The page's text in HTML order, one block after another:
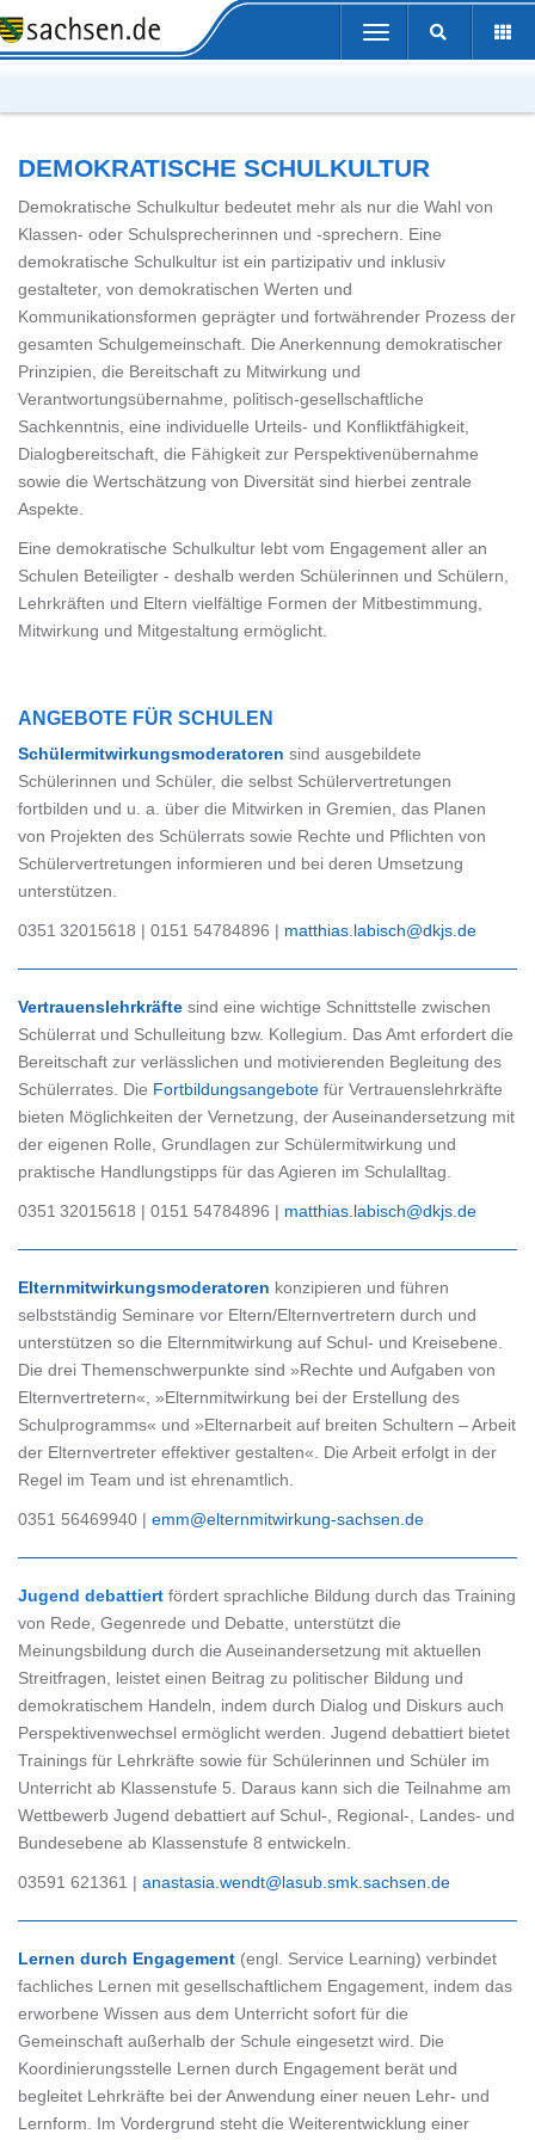
Portalübergreifende
Navigation
Toggle
navigation
DEMOKRATISCHE SCHULKULTUR
Demokratische Schulkultur bedeutet mehr als nur die Wahl von
Klassen- oder Schulsprecherinnen und -sprechern. Eine
demokratische Schulkultur ist ein partizipativ und inklusiv
gestalteter, von demokratischen Werten und
Kommunikationsformen geprägter und fortwährender Prozess der
gesamten Schulgemeinschaft. Die Anerkennung demokratischer
Prinzipien, die Bereitschaft zu Mitwirkung und
Verantwortungsübernahme, politisch-gesellschaftliche
Sachkenntnis, eine individuelle Urteils- und Konfliktfähigkeit,
Dialogbereitschaft, die Fähigkeit zur Perspektivenübernahme
sowie die Wertschätzung von Diversität sind hierbei zentrale
Aspekte.
Eine demokratische Schulkultur lebt vom Engagement aller an
Schulen Beteiligter - deshalb werden Schülerinnen und Schülern,
Lehrkräften und Eltern vielfältige Formen der Mitbestimmung,
Mitwirkung und Mitgestaltung ermöglicht.
ANGEBOTE FÜR SCHULEN
Schülermitwirkungsmoderatoren sind ausgebildete
Schülerinnen und Schüler, die selbst Schülervertretungen
fortbilden und u. a. über die Mitwirken in Gremien, das Planen
von Projekten des Schülerrats sowie Rechte und Pflichten von
Schülervertretungen informieren und bei deren Umsetzung
unterstützen.
0351 32015618 | 0151 54784896 | matthias.labisch@dkjs.de
Vertrauenslehrkräfte sind eine wichtige Schnittstelle zwischen
Schülerrat und Schulleitung bzw. Kollegium. Das Amt erfordert die
Bereitschaft zur verlässlichen und motivierenden Begleitung des
Schülerrates. Die Fortbildungsangebote für Vertrauenslehrkräfte
bieten Möglichkeiten der Vernetzung, der Auseinandersetzung mit
der eigenen Rolle, Grundlagen zur Schülermitwirkung und
praktische Handlungstipps für das Agieren im Schulalltag.
0351 32015618 | 0151 54784896 | matthias.labisch@dkjs.de
Elternmitwirkungsmoderatoren konzipieren und führen
selbstständig Seminare vor Eltern/Elternvertretern durch und
unterstützen so die Elternmitwirkung auf Schul- und Kreisebene.
Die drei Themenschwerpunkte sind »Rechte und Aufgaben von
Elternvertretern«, »Elternmitwirkung bei der Erstellung des
Schulprogramms« und »Elternarbeit auf breiten Schultern – Arbeit
der Elternvertreter effektiver gestalten«. Die Arbeit erfolgt in der
Regel im Team und ist ehrenamtlich.
0351 56469940 | emm@elternmitwirkung-sachsen.de
Jugend debattiert fördert sprachliche Bildung durch das Training
von Rede, Gegenrede und Debatte, unterstützt die
Meinungsbildung durch die Auseinandersetzung mit aktuellen
Streitfragen, leistet einen Beitrag zu politischer Bildung und
demokratischem Handeln, indem durch Dialog und Diskurs auch
Perspektivenwechsel ermöglicht werden. Jugend debattiert bietet
Trainings für Lehrkräfte sowie für Schülerinnen und Schüler im
Unterricht ab Klassenstufe 5. Daraus kann sich die Teilnahme am
Wettbewerb Jugend debattiert auf Schul-, Regional-, Landes- und
Bundesebene ab Klassenstufe 8 entwickeln.
03591 621361 | anastasia.wendt@lasub.smk.sachsen.de
Lernen durch Engagement (engl. Service Learning) verbindet
fachliches Lernen mit gesellschaftlichem Engagement, indem das
erworbene Wissen aus dem Unterricht sofort für die
Gemeinschaft außerhalb der Schule eingesetzt wird. Die
Koordinierungsstelle Lernen durch Engagement berät und
begleitet Lehrkräfte bei der Anwendung einer neuen Lehr- und
Lernform. Im Vordergrund steht die Weiterentwicklung einer